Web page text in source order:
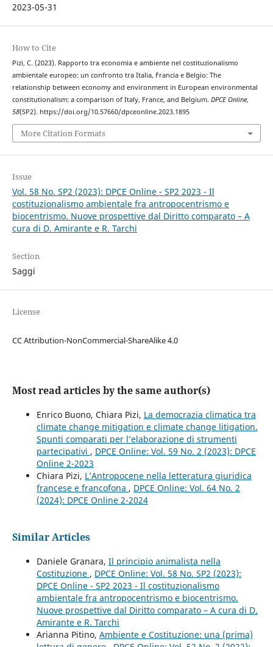
2023-05-31
How to Cite
Pizi, C. (2023). Rapporto tra economia e ambiente nel costituzionalismo
ambientale europeo: un confronto tra Italia, Francia e Belgio: The
relationship between economy and environment in European environmental
constitutionalism: a comparison of Italy, France, and Belgium. DPCE Online,
58(SP2). https://doi.org/10.57660/dpceonline.2023.1895
More Citation Formats
Issue
Vol. 58 No. SP2 (2023): DPCE Online - SP2 2023 - Il
costituzionalismo ambientale fra antropocentrismo e
biocentrismo. Nuove prospettive dal Diritto comparato – A
cura di D. Amirante e R. Tarchi
Section
Saggi
License
CC Attribution-NonCommercial-ShareAlike 4.0
Most read articles by the same author(s)
Enrico Buono, Chiara Pizi, La democrazia climatica tra
climate change mitigation e climate change litigation.
Spunti comparati per l’elaborazione di strumenti
partecipativi , DPCE Online: Vol. 59 No. 2 (2023): DPCE
Online 2-2023
Chiara Pizi, L’Antropocene nella letteratura giuridica
francese e francofona , DPCE Online: Vol. 64 No. 2
(2024): DPCE Online 2-2024
Similar Articles
Daniele Granara, Il principio animalista nella
Costituzione , DPCE Online: Vol. 58 No. SP2 (2023):
DPCE Online - SP2 2023 - Il costituzionalismo
ambientale fra antropocentrismo e biocentrismo.
Nuove prospettive dal Diritto comparato – A cura di D.
Amirante e R. Tarchi
Arianna Pitino, Ambiente e Costituzione: una (prima)